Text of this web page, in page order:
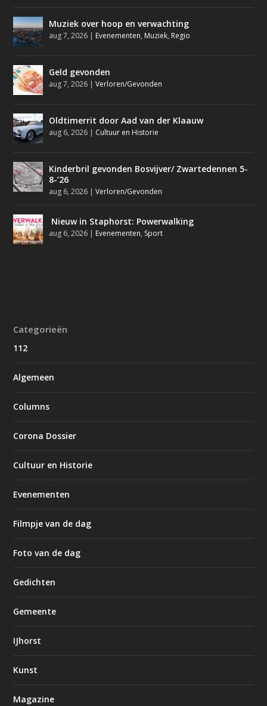
Muziek over hoop en verwachting
aug 7, 2026 | Evenementen, Muziek, Regio
Geld gevonden
aug 7, 2026 |Verloren/Gevonden
Oldtimerrit door Aad van der Klaauw
aug 6, 2026 | Cultuur en Historie
Kinderbril gevonden Bosvijver/ Zwartedennen 5-
8-’26
aug 6, 2026 |Verloren/Gevonden
Nieuw in Staphorst: Powerwalking
aug 6, 2026 | Evenementen, Sport
Categorieën
112
Algemeen
Columns
Corona Dossier
Cultuur en Historie
Evenementen
Filmpje van de dag
Foto van de dag
Gedichten
Gemeente
IJhorst
Kunst
Magazine